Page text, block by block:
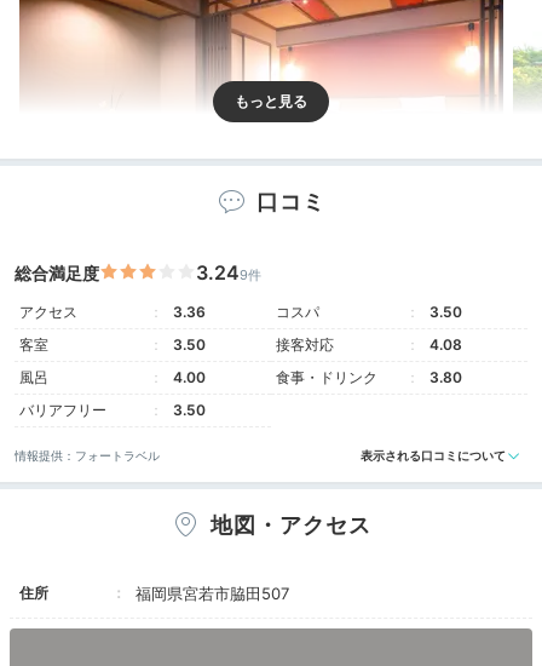
露天風呂付客室 つつじ
お部屋は全29室。 犬鳴川を望む客室が多く、せせらぎ
に癒されます。
和室は8～16畳のゆったりとした広さ。
選べます。いずれも和の趣があり、ゆるりと寛げます
よ。
「福智」に宿泊。外に鯉がいて、手を振ると寄ってきて
口コミ
総合満足度 3.249件
アクセス 3.36 コスパ
3.50
客室
3.50 接客対応
4.08
風呂
4.00 食事・ドリンク
3.80
バリアフリー
3.50
情報提供：フォートラベル 表示される口コミについて
地図・アクセス
住所 福岡県宮若市脇田507